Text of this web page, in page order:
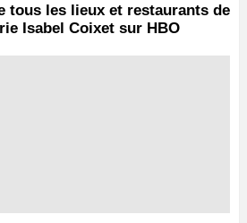
tous les lieux et restaurants de
Isabel Coixet sur HBO